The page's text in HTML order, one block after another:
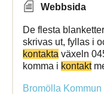
Webbsida
De flesta
skrivas ut, fyllas i
kontakta växeln
komma i kontakt
Bromölla Kommun